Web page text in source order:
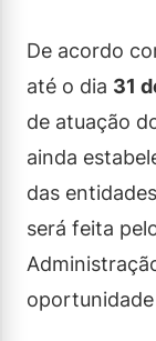
De acordo
até o dia 31
de atuação
ainda
das
será feita
oportunidade